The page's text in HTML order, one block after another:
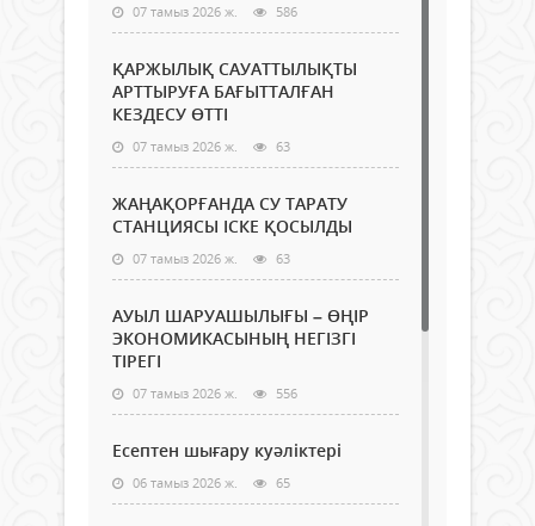
07 тамыз 2026 ж. 586
ҚАРЖЫЛЫҚ САУАТТЫЛЫҚТЫ
АРТТЫРУҒА БАҒЫТТАЛҒАН
КЕЗДЕСУ ӨТТІ
07 тамыз 2026 ж. 63
ЖАҢАҚОРҒАНДА СУ ТАРАТУ
СТАНЦИЯСЫ ІСКЕ ҚОСЫЛДЫ
07 тамыз 2026 ж. 63
АУЫЛ ШАРУАШЫЛЫҒЫ – ӨҢІР
ЭКОНОМИКАСЫНЫҢ НЕГІЗГІ
ТІРЕГІ
07 тамыз 2026 ж. 556
Есептен шығару куәліктері
06 тамыз 2026 ж. 65